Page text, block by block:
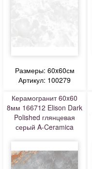
Размеры: 60x60см
Артикул: 100279
Керамогранит 60x60
8мм 166712 Elison Dark
Polished глянцевая
серый A-Ceramica